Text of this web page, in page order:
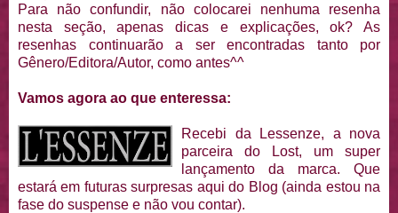
Para não confundir, não colocarei nenhuma resenha
nesta seção, apenas dicas e explicações, ok? As
resenhas continuarão a ser encontradas tanto por
Gênero/Editora/Autor, como antes^^
Vamos agora ao que enteressa:
Recebi da Lessenze, a nova
parceira do Lost, um super
lançamento da marca. Que
estará em futuras surpresas aqui do Blog (ainda estou na
fase do suspense e não vou contar).